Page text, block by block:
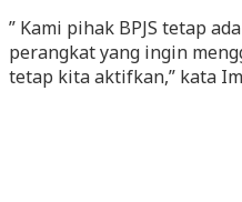
” Kami pihak BPJS tetap
perangkat yang ingin
tetap kita aktifkan,” kata